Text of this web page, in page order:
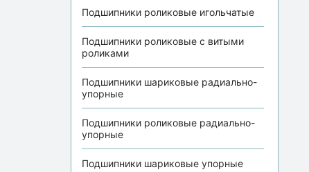
Подшипники роликовые игольчатые
Подшипники роликовые с витыми
роликами
Подшипники шариковые радиально-
упорные
Подшипники роликовые радиально-
упорные
Подшипники шариковые упорные